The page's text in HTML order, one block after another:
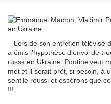
Lors de son entretien télévisé
a émis l'hypothèse d'envoi de
russe en Ukraine. Poutine veut
mot et il serait prêt, si besoin, à
sent le roussi et espérons que
!!!